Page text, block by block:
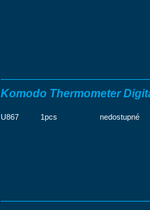
Komodo Thermometer
U867 1pcs nedostupné